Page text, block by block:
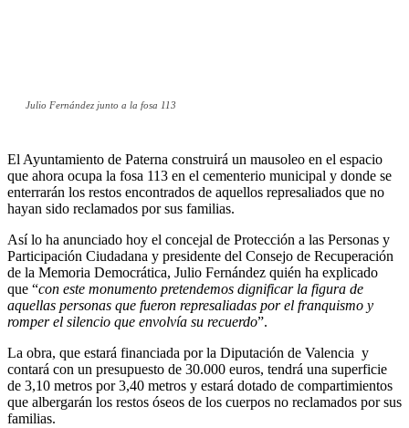
Julio Fernández junto a la fosa 113
El Ayuntamiento de Paterna construirá un mausoleo en el espacio
que ahora ocupa la fosa 113 en el cementerio municipal y donde se
enterrarán los restos encontrados de aquellos represaliados que no
hayan sido reclamados por sus familias.
Así lo ha anunciado hoy el concejal de Protección a las Personas y
Participación Ciudadana y presidente del Consejo de Recuperación
de la Memoria Democrática, Julio Fernández quién ha explicado
que “con este monumento pretendemos dignificar la figura de
aquellas personas que fueron represaliadas por el franquismo y
romper el silencio que envolvía su recuerdo”.
La obra, que estará financiada por la Diputación de Valencia y
contará con un presupuesto de 30.000 euros, tendrá una superficie
de 3,10 metros por 3,40 metros y estará dotado de compartimientos
que albergarán los restos óseos de los cuerpos no reclamados por sus
familias.